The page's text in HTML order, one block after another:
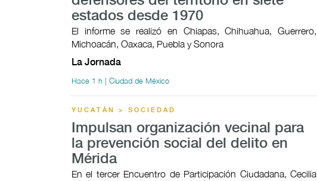
estados desde 1970
El informe se realizó en Chiapas, Chihuahua, Guerrero,
Michoacán, Oaxaca, Puebla y Sonora
La Jornada
Hace 1 h | Ciudad de México
YUCATÁN > SOCIEDAD
Impulsan organización vecinal para
la prevención social del delito en
Mérida
En el tercer Encuentro de Participación Ciudadana, Cecilia